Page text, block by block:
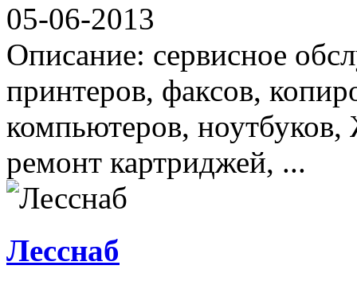
05-06-2013
Описание: сервисное
принтеров, факсов,
компьютеров,
ремонт картриджей, ...
Лесснаб